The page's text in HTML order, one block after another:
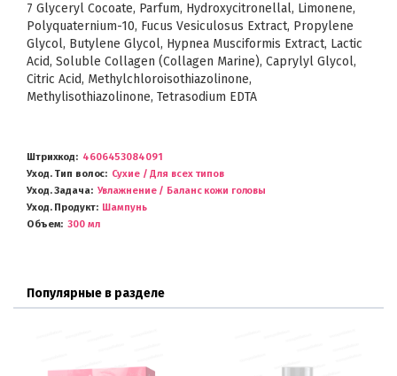
7 Glyceryl Cocoate, Parfum, Hydroxycitronellal, Limonene,
Polyquaternium-10, Fucus Vesiculosus Extract, Propylene
Glycol, Butylene Glycol, Hypnea Musciformis Extract, Lactic
Acid, Soluble Collagen (Collagen Marine), Caprylyl Glycol,
Citric Acid, Methylchloroisothiazolinone,
Methylisothiazolinone, Tetrasodium EDTA
Штрихкод
4606453084091
Уход. Тип волос
Сухие / Для всех типов
Уход. Задача
Увлажнение / Баланс кожи головы
Уход. Продукт
Шампунь
Объем
300 мл
Популярные в разделе